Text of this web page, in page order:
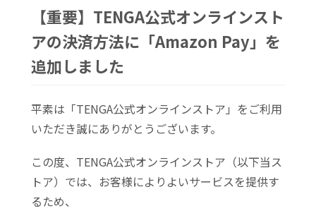
【重要】TENGA公式オンラインスト
アの決済方法に「Amazon Pay」を
追加しました
平素は「TENGA公式オンラインストア」をご利用
いただき誠にありがとうございます。
この度、TENGA公式オンラインストア（以下当ス
トア）では、お客様によりよいサービスを提供す
るため、